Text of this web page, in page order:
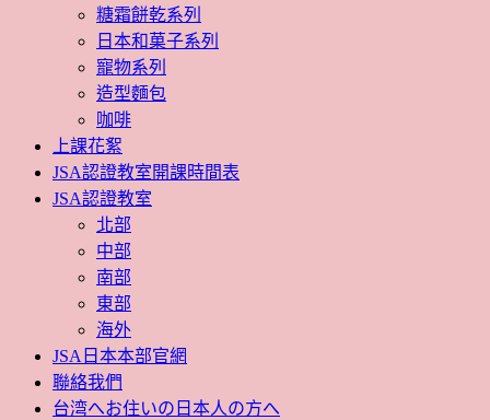
糖霜餅乾系列
日本和菓子系列
寵物系列
造型麵包
咖啡
上課花絮
JSA認證教室開課時間表
JSA認證教室
北部
中部
南部
東部
海外
JSA日本本部官網
聯絡我們
台湾へお住いの日本人の方へ